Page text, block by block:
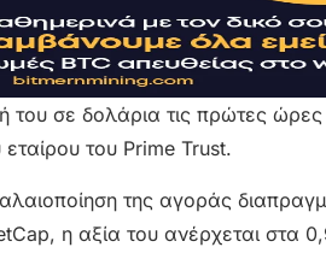
σε δολάρια τις πρώτες ώρες
του Prime Trust.
της αγοράς
η αξία του ανέρχεται στα